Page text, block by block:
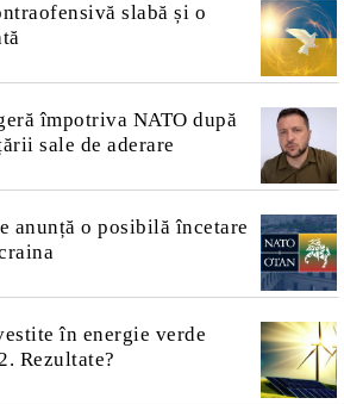
slabă și o
împotriva NATO după
sale de aderare
anunță o posibilă încetare
în energie verde
Rezultate?